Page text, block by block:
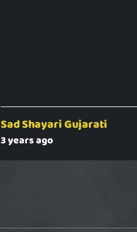
Sad Shayari Gujarati
3 years ago